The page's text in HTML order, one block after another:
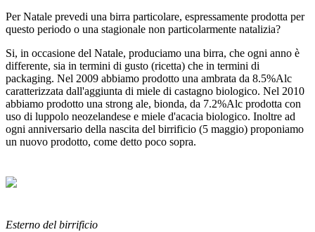
Per Natale prevedi una birra particolare, espressamente prodotta per
questo periodo o una stagionale non particolarmente natalizia?
Si, in occasione del Natale, produciamo una birra, che ogni anno è
differente, sia in termini di gusto (ricetta) che in termini di
packaging. Nel 2009 abbiamo prodotto una ambrata da 8.5%Alc
caratterizzata dall'aggiunta di miele di castagno biologico. Nel 2010
abbiamo prodotto una strong ale, bionda, da 7.2%Alc prodotta con
uso di luppolo neozelandese e miele d'acacia biologico. Inoltre ad
ogni anniversario della nascita del birrificio (5 maggio) proponiamo
un nuovo prodotto, come detto poco sopra.
Esterno del birrificio